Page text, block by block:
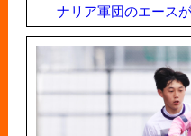
ナリア軍団のエース